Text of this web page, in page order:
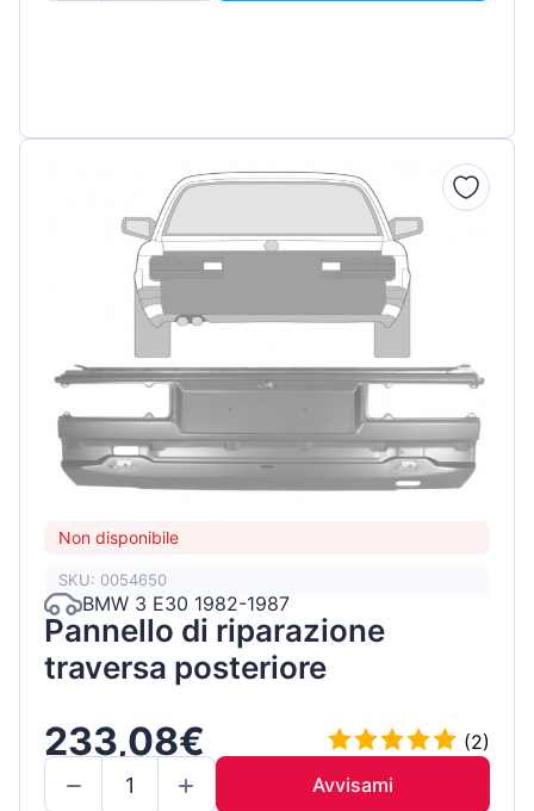
Non disponibile
SKU: 0054650
BMW 3 E30 1982-1987
Pannello di riparazione
traversa posteriore
233,08€
(2)
Avvisami